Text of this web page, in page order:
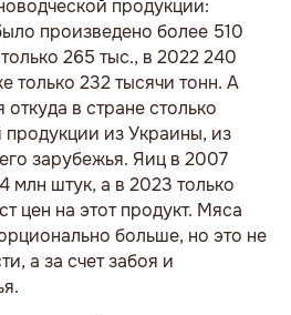
продукции:
произведено более 510
265 тыс., в 2022 240
только 232 тысячи тонн. А
в стране столько
из Украины, из
зарубежья. Яиц в 2007
млн штук, а в 2023 только
цен на этот продукт. Мяса
больше, но это не
а за счет забоя и